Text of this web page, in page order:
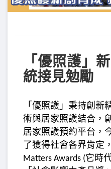
「優照護」
統接見勉勵
「優照護」秉持創新
術與居家照護結合，
居家照護預約平台，
了獲得社會各界肯定
Matters Awards (它時